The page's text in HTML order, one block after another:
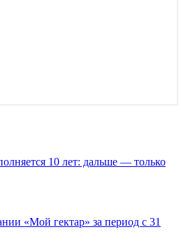
10 лет: дальше — только
«Мой гектар» за период с 31